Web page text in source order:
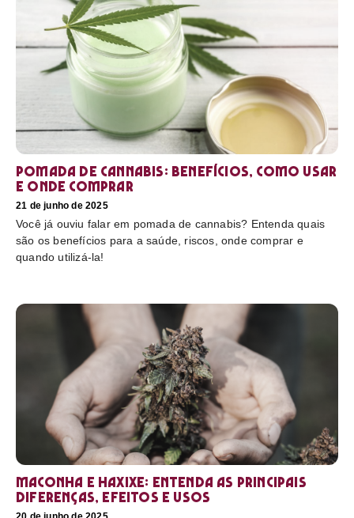
Pomada de cannabis: Benefícios, como usar
e onde comprar
21 de junho de 2025
Você já ouviu falar em pomada de cannabis? Entenda quais
são os benefícios para a saúde, riscos, onde comprar e
quando utilizá-la!
Maconha e haxixe: entenda as principais
diferenças, efeitos e usos